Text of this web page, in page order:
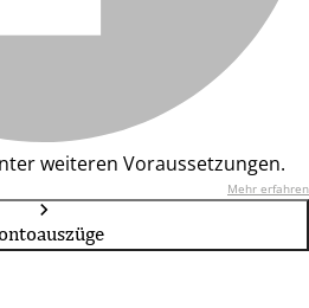
weiteren Voraussetzungen.
Mehr erfahren